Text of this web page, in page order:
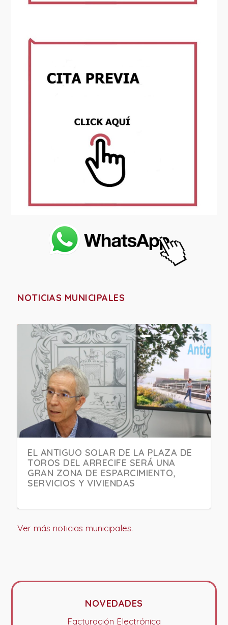
NOTICIAS MUNICIPALES
LA RENOVACIÓN DEL ASFALTADO YA
ES VISIBLE EN LA MULATA, MAR
ADRIÁTICO Y ESCULTOR ANTONIO
SUSILLO
EL SERVICIO QUE PRESTA EL CENTRO
DE ATENCIÓN INFANTIL TEMPRANA
(CAIT), NO SUFRIRÁ CAMBIOS
ANTIGUO SOLAR DE LA PLAZA DE
DEL ARRECIFE SERÁ UNA
ZONA DE ESPARCIMIENTO,
Y VIVIENDAS
UTRERA
Ver más noticias municipales.
NOVEDADES
Facturación Electrónica